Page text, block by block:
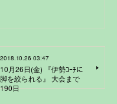
2018.10.26 03:47
10月26日(金) 『伊勢ｺｰﾁに
脚を絞られる』 大会まで
190日